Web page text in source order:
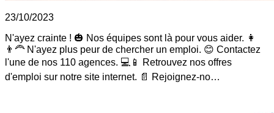
23/10/2023
N'ayez crainte ! 🎃 Nos équipes sont là pour vous aider. 👩
👨‍🦰 N'ayez plus peur de chercher un emploi. 😊 Contactez
l'une de nos 110 agences. 💻📱 Retrouvez nos offres
d'emploi sur notre site internet. 📄 Rejoignez-no…